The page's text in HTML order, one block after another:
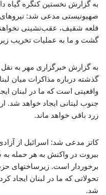
به گزارش نخستین کنگره گیاه
صهیونیستی مدعی شد: نیروهای
قلعه شقیف، عقب‌نشینی
گشت و ما به عملیات تخریب
به گزارش خبرگزاری مهر به نقل
گذشته درباره مذاکرات میان
واقعیتی است که ما در لبنان
جنوب لیتانی ایجاد خواهد شد.
زرد باقی خواهد ماند.
کاتز مدعی شد: اسرائیل از
بیروت در واکنش به هر حمله
برخوردار است. زیرساختهای
تحولاتی که ما در لبنان ایجاد
شد.